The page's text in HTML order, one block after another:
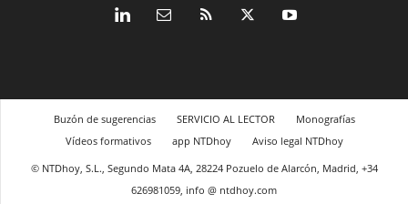
Buzón de sugerencias SERVICIO AL LECTOR
Monografías
Vídeos formativos
app NTDhoy
Aviso legal NTDhoy
© NTDhoy, S.L., Segundo Mata 4A, 28224 Pozuelo de Alarcón, Madrid, +34
626981059, info @ ntdhoy.com